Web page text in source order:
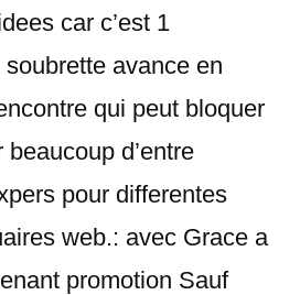
car c’est 1
avance en
qui peut bloquer
d’entre
pour differentes
web.: avec Grace a
promotion Sauf